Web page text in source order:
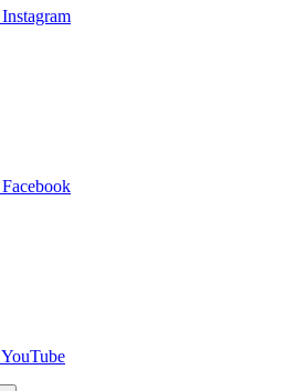
Instagram
Facebook
YouTube